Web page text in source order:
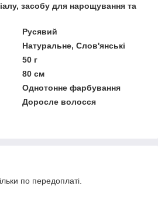
засобу для нарощування та
Русявий
Натуральне, Слов'янські
50 г
80 см
Однотонне фарбування
Доросле волосся
по передоплаті.